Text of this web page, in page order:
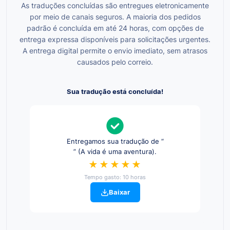
As traduções concluídas são entregues eletronicamente
por meio de canais seguros. A maioria dos pedidos
padrão é concluída em até 24 horas, com opções de
entrega expressa disponíveis para solicitações urgentes.
A entrega digital permite o envio imediato, sem atrasos
causados pelo correio.
Sua tradução está concluída!
Entregamos sua tradução de “
” (A vida é uma aventura).
★★★★★
Tempo gasto: 10 horas
Baixar